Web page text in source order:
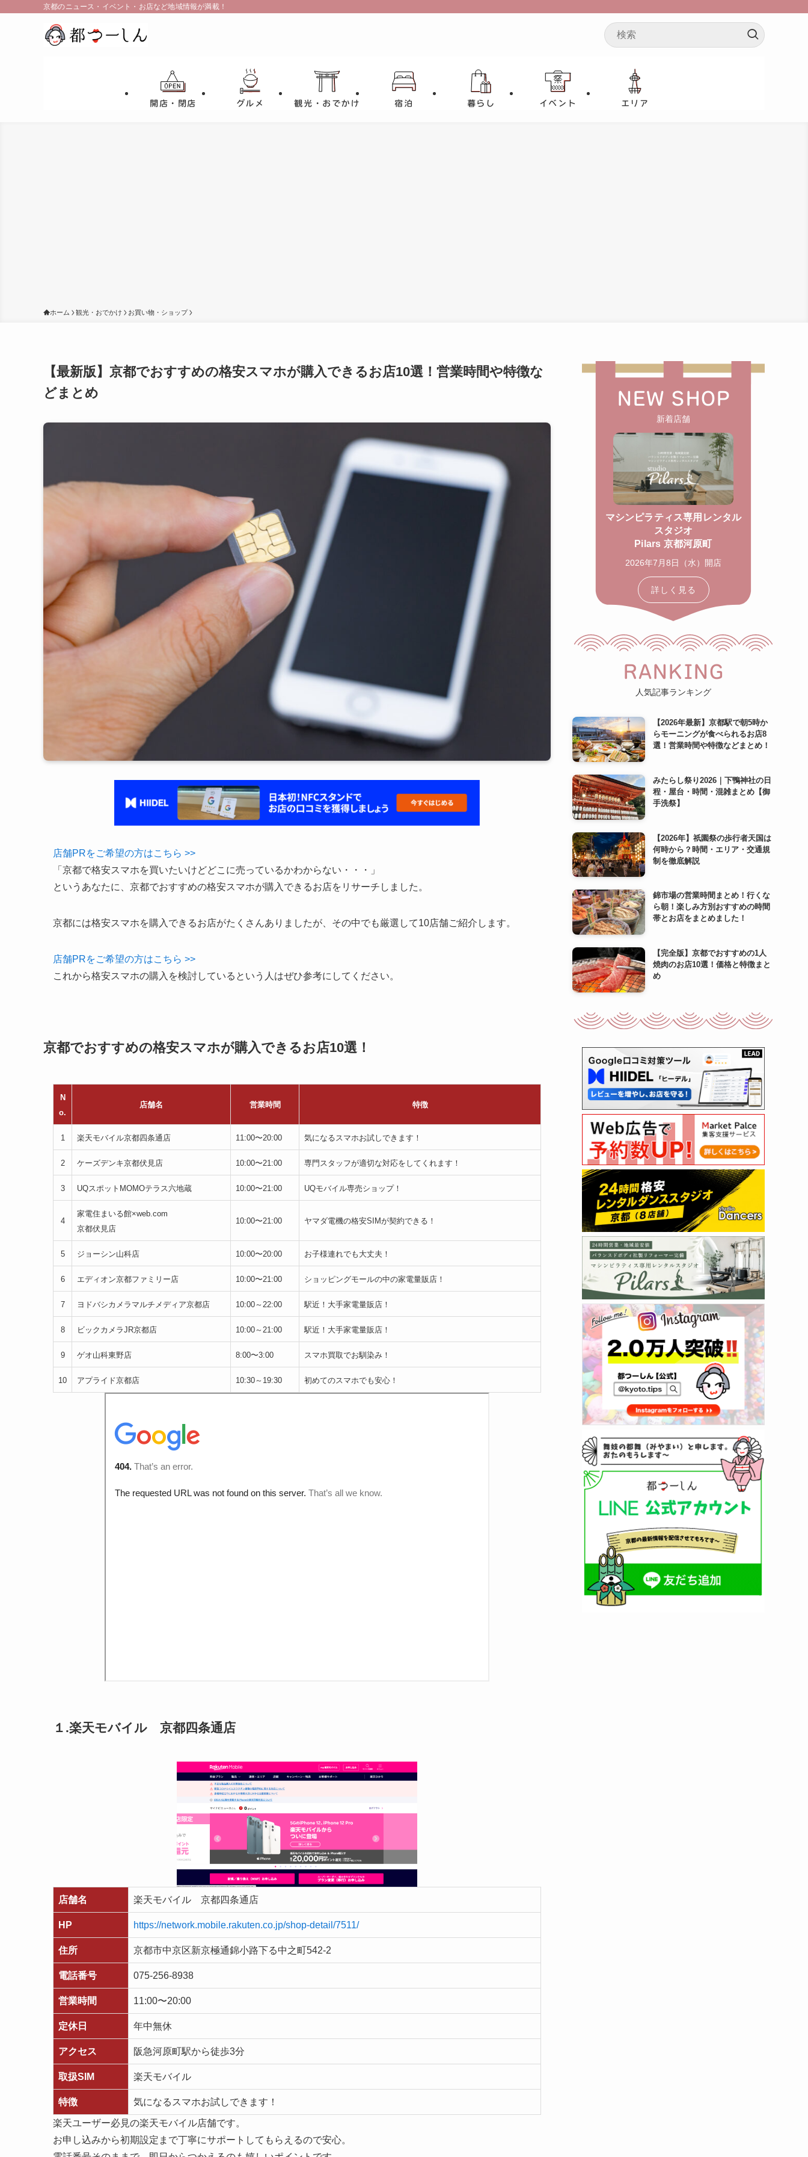
京都のニュース・イベント・お店など地域情報が満載！
開店・閉店 グルメ 観光・おでかけ 宿泊 暮らし イベント エリア
ホーム 観光・おでかけ お買い物・ショップ
【最新版】京都でおすすめの格安スマホが購入できるお店10選！営業時間や特徴な
どまとめ
店舗PRをご希望の方はこちら >>
「京都で格安スマホを買いたいけどどこに売っているかわからない・・・」
というあなたに、京都でおすすめの格安スマホが購入できるお店をリサーチしました。
京都には格安スマホを購入できるお店がたくさんありましたが、その中でも厳選して10店舗ご紹介します。
店舗PRをご希望の方はこちら >>
これから格安スマホの購入を検討しているという人はぜひ参考にしてください。
京都でおすすめの格安スマホが購入できるお店10選！
N
o.
店舗名 営業時間 特徴
1 楽天モバイル京都四条通店 11:00〜20:00 気になるスマホお試しできます！
2 ケーズデンキ京都伏見店 10:00〜21:00 専門スタッフが適切な対応をしてくれます！
3 UQスポットMOMOテラス六地蔵 10:00〜21:00 UQモバイル専売ショップ！
4
家電住まいる館×web.com
京都伏見店
10:00〜21:00 ヤマダ電機の格安SIMが契約できる！
5 ジョーシン山科店 10:00〜20:00 お子様連れでも大丈夫！
6 エディオン京都ファミリー店 10:00〜21:00 ショッピングモールの中の家電量販店！
7 ヨドバシカメラマルチメディア京都店 10:00～22:00 駅近！大手家電量販店！
8 ビックカメラJR京都店 10:00～21:00 駅近！大手家電量販店！
9 ゲオ山科東野店 8:00〜3:00 スマホ買取でお馴染み！
10 アプライド京都店 10:30～19:30 初めてのスマホでも安心！
１.楽天モバイル 京都四条通店
店舗名 楽天モバイル 京都四条通店
HP https://network.mobile.rakuten.co.jp/shop-detail/7511/
住所 京都市中京区新京極通錦小路下る中之町542-2
電話番号 075-256-8938
営業時間 11:00〜20:00
定休日 年中無休
アクセス 阪急河原町駅から徒歩3分
取扱SIM 楽天モバイル
特徴 気になるスマホお試しできます！
楽天ユーザー必見の楽天モバイル店舗です。
お申し込みから初期設定まで丁寧にサポートしてもらえるので安心。
NEW SHOP
新着店舗
マシンピラティス専用レンタル
スタジオ
Pilars 京都河原町
2026年7月8日（水）開店
詳しく見る
RANKING
人気記事ランキング
【2026年最新】京都駅で朝5時か
らモーニングが食べられるお店8
選！営業時間や特徴などまとめ！
みたらし祭り2026｜下鴨神社の日
程・屋台・時間・混雑まとめ【御
手洗祭】
【2026年】祇園祭の歩行者天国は
何時から？時間・エリア・交通規
制を徹底解説
錦市場の営業時間まとめ！行くな
ら朝！楽しみ方別おすすめの時間
帯とお店をまとめました！
【完全版】京都でおすすめの1人
焼肉のお店10選！価格と特徴まと
め